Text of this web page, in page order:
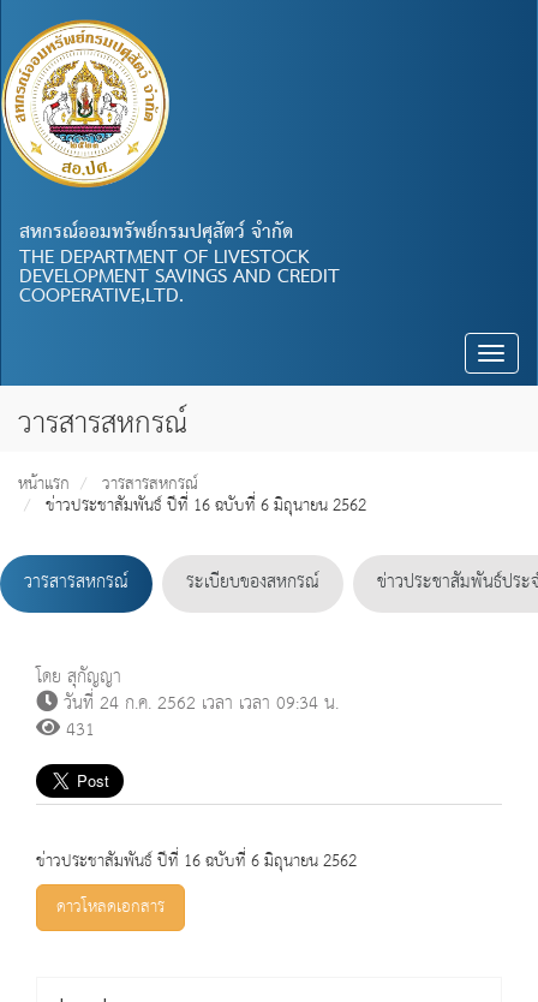
สหกรณ์ออมทรัพย์กรมปศุสัตว์ จำกัด
THE DEPARTMENT OF LIVESTOCK
DEVELOPMENT SAVINGS AND CREDIT
COOPERATIVE,LTD.
Toggle
วารสารสหกรณ์
หน้าแรก วารสารสหกรณ์
ข่าวประชาสัมพันธ์ ปีที่ 16 ฉบับที่ 6 มิถุนายน 2562
วารสารสหกรณ์ ระเบียบของสหกรณ์ ข่าวประชาสัมพันธ์ประ
โดย สุกัญญา
วันที่ 24 ก.ค. 2562 เวลา เวลา 09:34 น.
431
ข่าวประชาสัมพันธ์ ปีที่ 16 ฉบับที่ 6 มิถุนายน 2562
ดาวโหลดเอกสาร